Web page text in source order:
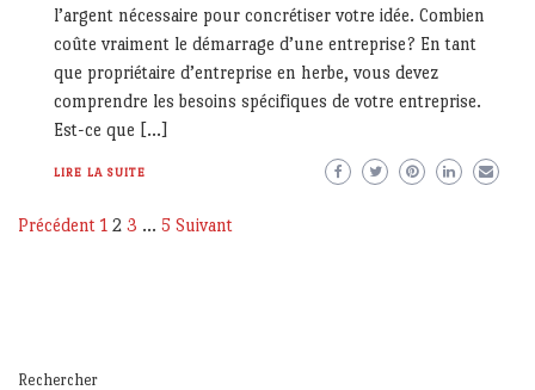
l’argent nécessaire pour concrétiser votre idée. Combien
coûte vraiment le démarrage d’une entreprise? En tant
que propriétaire d’entreprise en herbe, vous devez
comprendre les besoins spécifiques de votre entreprise.
Est-ce que […]
LIRE LA SUITE
Pagination
Précédent 1 2 3 … 5 Suivant
Rechercher